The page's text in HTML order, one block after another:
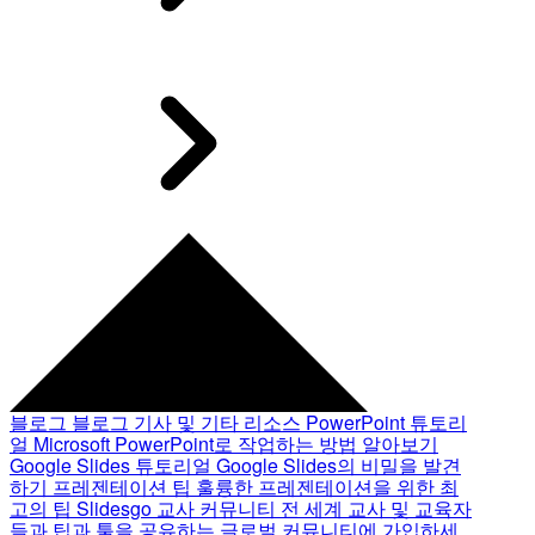
블로그 블로그 기사 및 기타 리소스 PowerPoint 튜토리
얼 Microsoft PowerPoint로 작업하는 방법 알아보기
Google Slides 튜토리얼 Google Slides의 비밀을 발견
하기 프레젠테이션 팁 훌륭한 프레젠테이션을 위한 최
고의 팁 Slidesgo 교사 커뮤니티 전 세계 교사 및 교육자